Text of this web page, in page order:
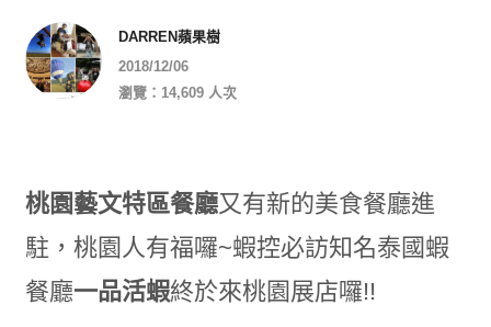
DARREN蘋果樹
2018/12/06
瀏覽：14,609 人次
桃園藝文特區餐廳又有新的美食餐廳進
駐 ，桃園人有福囉~蝦控必訪知名泰國蝦
餐廳一品活蝦終於來桃園展店囉!!